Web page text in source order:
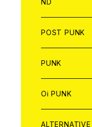
DIGITAL
ANALOG
ND
JAPAN
CD
ANALOG
WORLD
CD
ANALOG
POST PUNK
CD
JAPAN
WORLD
ANALOG
JAPAN
PUNK
JAPAN
CD
WORLD
Oi PUNK
JAPAN
ALTERNATIVE